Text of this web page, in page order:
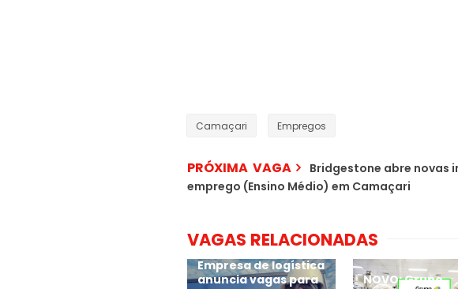
Camaçari Empregos
PRÓXIMA VAGA
Bridgestone abre novas
emprego (Ensino Médio) em Camaçari
VAGAS RELACIONADAS
Empresa de logística
anuncia vagas para
NOVO: Grupo